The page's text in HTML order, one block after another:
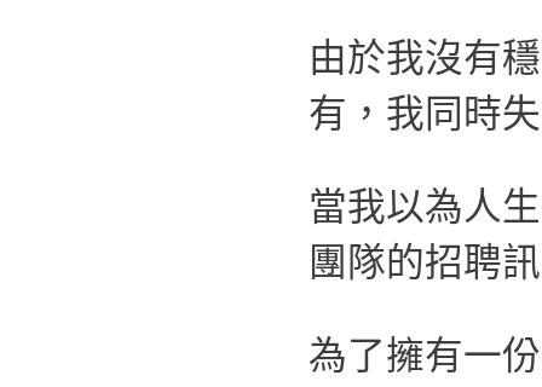
由於我沒有
有，我同時
當我以為人
團隊的招聘
為了擁有一